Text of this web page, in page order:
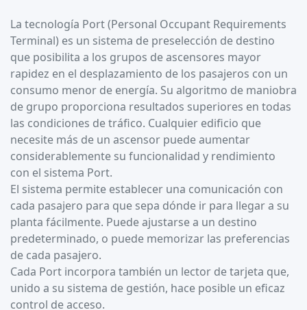
La tecnología Port (Personal Occupant Requirements
Terminal) es un sistema de preselección de destino
que posibilita a los grupos de ascensores mayor
rapidez en el desplazamiento de los pasajeros con un
consumo menor de energía. Su algoritmo de maniobra
de grupo proporciona resultados superiores en todas
las condiciones de tráfico. Cualquier edificio que
necesite más de un ascensor puede aumentar
considerablemente su funcionalidad y rendimiento
con el sistema Port.
El sistema permite establecer una comunicación con
cada pasajero para que sepa dónde ir para llegar a su
planta fácilmente. Puede ajustarse a un destino
predeterminado, o puede memorizar las preferencias
de cada pasajero.
Cada Port incorpora también un lector de tarjeta que,
unido a su sistema de gestión, hace posible un eficaz
control de acceso.